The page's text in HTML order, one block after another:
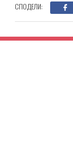
СПОДЕЛИ: